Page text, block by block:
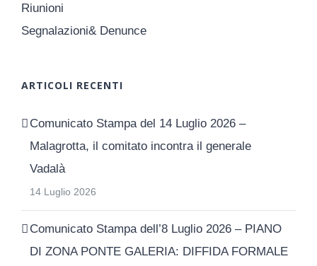
Riunioni
Segnalazioni& Denunce
ARTICOLI RECENTI
Comunicato Stampa del 14 Luglio 2026 –
Malagrotta, il comitato incontra il generale
Vadalà
14 Luglio 2026
Comunicato Stampa dell’8 Luglio 2026 – PIANO
DI ZONA PONTE GALERIA: DIFFIDA FORMALE